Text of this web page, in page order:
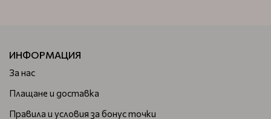
ИНФОРМАЦИЯ
За нас
Плащане и доставка
Правила и условия за бонус точки